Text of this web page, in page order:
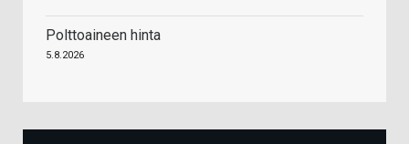
Polttoaineen hinta
5.8.2026